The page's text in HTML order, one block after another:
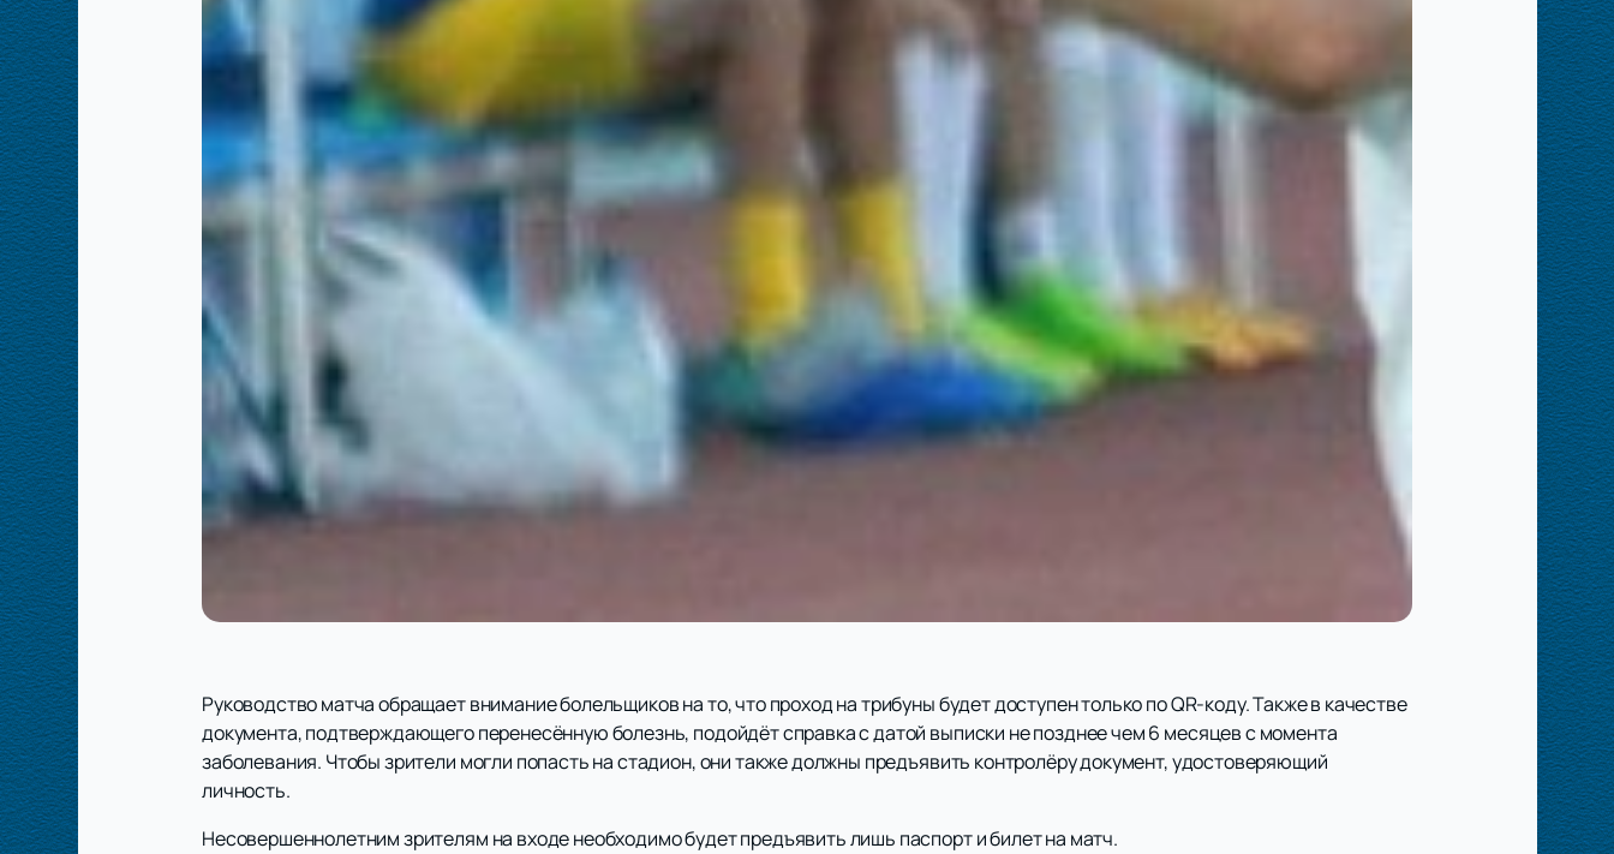
Руководство матча обращает внимание болельщиков на то, что проход на трибуны будет доступен только по QR-коду. Также в качестве
документа, подтверждающего перенесённую болезнь, подойдёт справка с датой выписки не позднее чем 6 месяцев с момента
заболевания. Чтобы зрители могли попасть на стадион, они также должны предъявить контролёру документ, удостоверяющий
личность.
Несовершеннолетним зрителям на входе необходимо будет предъявить лишь паспорт и билет на матч.